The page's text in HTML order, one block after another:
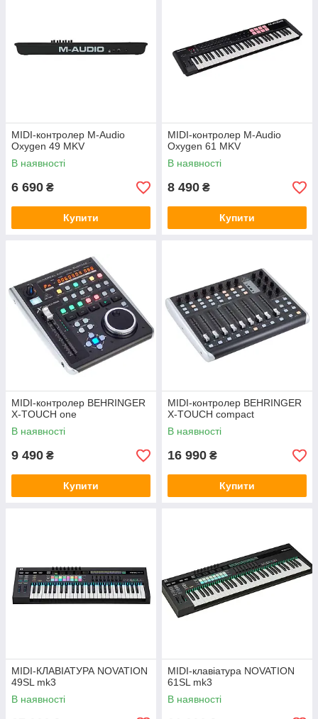
MIDI-контролер M-Audio
Oxygen 49 MKV
В наявності
6 690 ₴
Купити
MIDI-контролер M-Audio
Oxygen 61 MKV
В наявності
8 490 ₴
Купити
MIDI-контролер BEHRINGER
X-TOUCH one
В наявності
9 490 ₴
Купити
MIDI-контролер BEHRINGER
X-TOUCH compact
В наявності
16 990 ₴
Купити
MIDI-КЛАВІАТУРА NOVATION
49SL mk3
В наявності
MIDI-клавіатура NOVATION
61SL mk3
В наявності